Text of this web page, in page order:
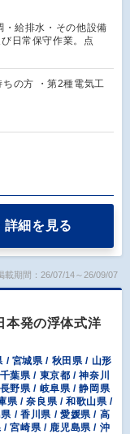
給排水・その他設備
日常保守作業。点
ちの方 ・第2種電気工
詳細を見る
載期間：26/07/14～26/09/07
本発の浮体式洋
/ 宮城県 / 秋田県 / 山形
葉県 / 東京都 / 神奈川
野県 / 岐阜県 / 静岡県
県 / 奈良県 / 和歌山県 /
/ 香川県 / 愛媛県 / 高
宮崎県 / 鹿児島県 / 沖